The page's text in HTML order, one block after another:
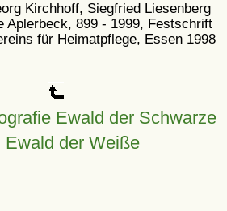
Kirchhoff, Siegfried Liesenberg
Aplerbeck, 899 - 1999, Festschrift
für Heimatpflege, Essen 1998
Ewald der Schwarze
Ewald der Weiße